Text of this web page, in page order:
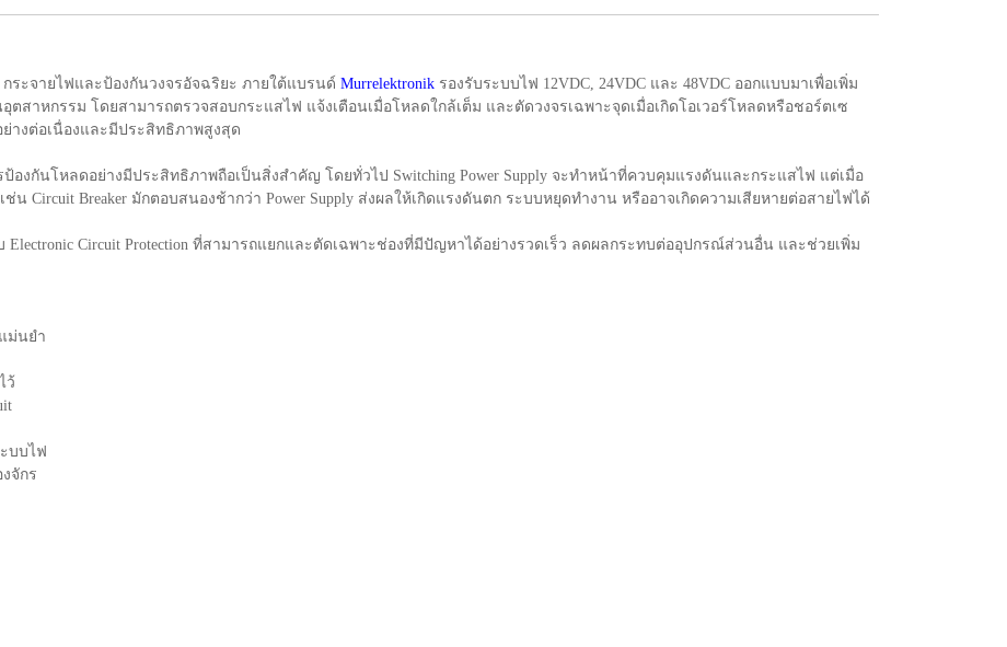
กระจายไฟและป้องกันวงจรอัจฉริยะ ภายใต้แบรนด์ Murrelektronik รองรับระบบไฟ 12VDC, 24VDC และ 48VDC ออกแบบมาเพื่อเพิ่ม
สาหกรรม โดยสามารถตรวจสอบกระแสไฟ แจ้งเตือนเมื่อโหลดใกล้เต็ม และตัดวงจรเฉพาะจุดเมื่อเกิดโอเวอร์โหลดหรือชอร์ตเซ
างต่อเนื่องและมีประสิทธิภาพสูงสุด
งกันโหลดอย่างมีประสิทธิภาพถือเป็นสิ่งสำคัญ โดยทั่วไป Switching Power Supply จะทำหน้าที่ควบคุมแรงดันและกระแสไฟ แต่เมื่อ
Circuit Breaker มักตอบสนองช้ากว่า Power Supply ส่งผลให้เกิดแรงดันตก ระบบหยุดทำงาน หรืออาจเกิดความเสียหายต่อสายไฟได้
Circuit Protection ที่สามารถแยกและตัดเฉพาะช่องที่มีปัญหาได้อย่างรวดเร็ว ลดผลกระทบต่ออุปกรณ์ส่วนอื่น และช่วยเพิ่ม
ม่นยำ
ว้
บบไฟ
จักร